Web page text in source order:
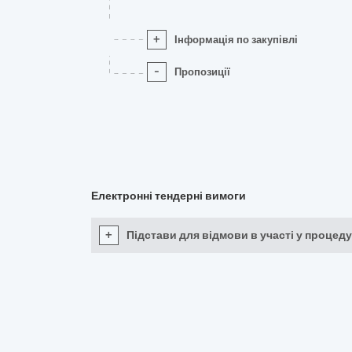
+ Інформація по закупівлі
- Пропозиції
Електронні тендерні вимоги
+ Підстави для відмови в участі у